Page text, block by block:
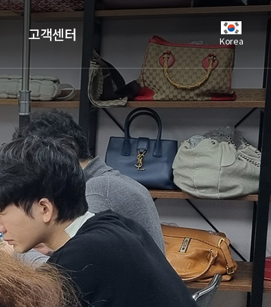
고객센터
공지사항
언론보도
자주하는질문
유튜브
Korea